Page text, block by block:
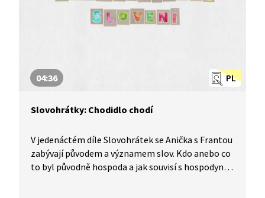
PL
04:36
Slovohrátky: Chodidlo chodí
V jedenáctém díle Slovohrátek se Anička s Frantou
zabývají původem a významem slov. Kdo anebo co
to byl původně hospoda a jak souvisí s hospodyní?